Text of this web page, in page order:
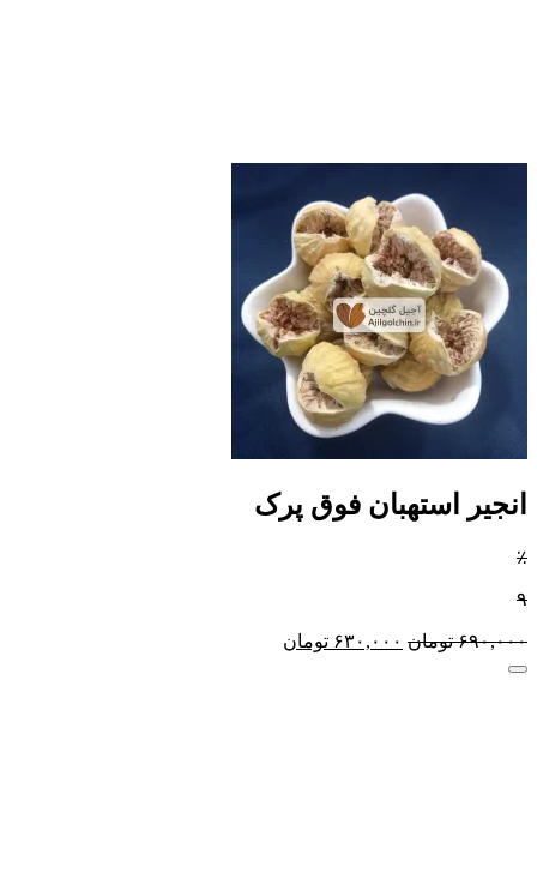
انجیر استهبان فوق پرک
٪
۹
۶۹۰,۰۰۰ تومان ۶۳۰,۰۰۰ تومان